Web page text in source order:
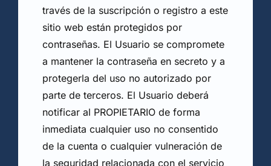
través de la suscripción o registro a este
sitio web están protegidos por
contraseñas. El Usuario se compromete
a mantener la contraseña en secreto y a
protegerla del uso no autorizado por
parte de terceros. El Usuario deberá
notificar al PROPIETARIO de forma
inmediata cualquier uso no consentido
de la cuenta o cualquier vulneración de
la seguridad relacionada con el servicio